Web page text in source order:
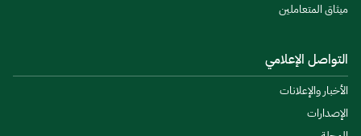
ميثاق المتعاملين
التواصل الإعلامي
الأخبار والإعلانات
الإصدارات